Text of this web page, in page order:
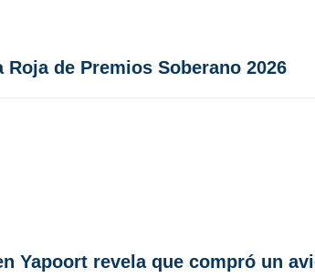
de Premios Soberano 2026
Yapoort revela que compró un